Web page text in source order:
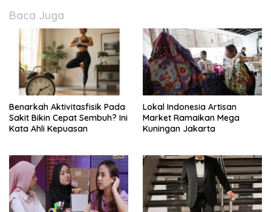
Baca Juga
Benarkah Aktivitasfisik Pada
Sakit Bikin Cepat Sembuh? Ini
Kata Ahli Kepuasan
Lokal Indonesia Artisan
Market Ramaikan Mega
Kuningan Jakarta